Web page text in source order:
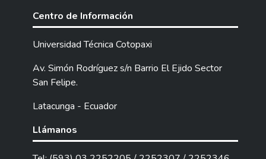
Centro de Información
Universidad Técnica Cotopaxi
Av. Simón Rodríguez s/n Barrio El Ejido Sector
San Felipe.
Latacunga - Ecuador
Llámanos